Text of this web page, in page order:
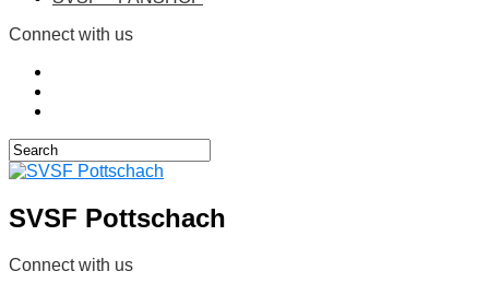
Connect with us
SVSF Pottschach
Connect with us